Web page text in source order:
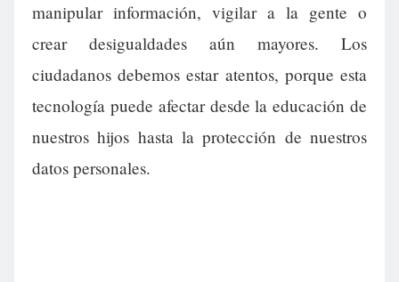
manipular información, vigilar a la gente o
crear desigualdades aún mayores. Los
ciudadanos debemos estar atentos, porque esta
tecnología puede afectar desde la educación de
nuestros hijos hasta la protección de nuestros
datos personales.